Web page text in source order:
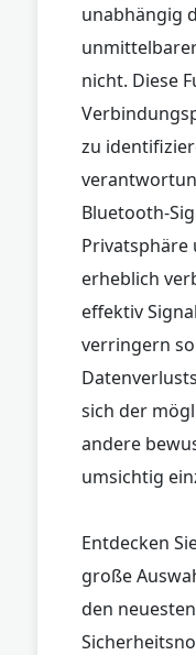
unabhängig
nicht. Diese
zu
Bluetooth-
Privatsphäre
erheblich
effektiv
verringern
sich der
andere
umsichtig
Entdecken
große
den